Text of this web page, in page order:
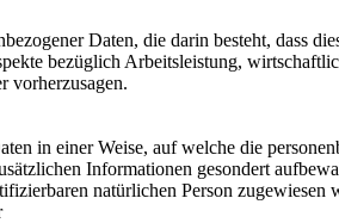
Daten, die darin besteht, dass
bezüglich Arbeitsleistung,
vorherzusagen.
in einer Weise, auf welche die
Informationen gesondert
natürlichen Person zugewiesen